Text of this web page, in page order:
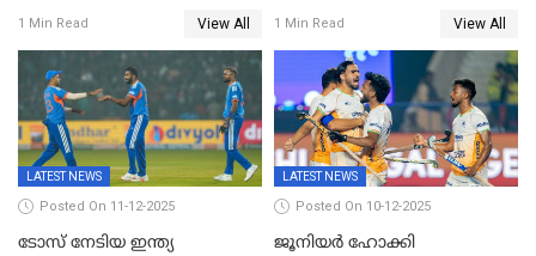
1 Min Read View All
ഡികോക്ക് കസറി
1 Min Read View All
LATEST NEWS
Posted On 11-12-2025
ടോസ് നേടിയ ഇന്ത്യ
LATEST NEWS
Posted On 10-12-2025
ജൂനിയര്‍ ഹോക്കി